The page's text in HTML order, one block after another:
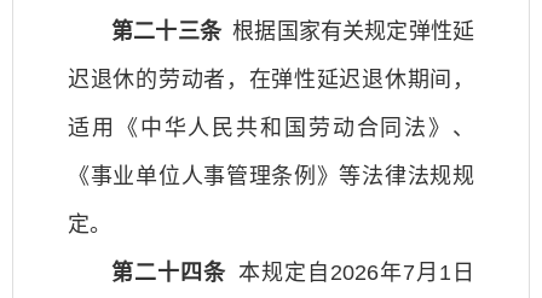
第二十三条根据国家有关规定弹性延
迟退休的劳动者，在弹性延迟退休期间，
适用《中华人民共和国劳动合同法》、
《事业单位人事管理条例》等法律法规规
定。
第二十四条 本规定自2026年7月1日